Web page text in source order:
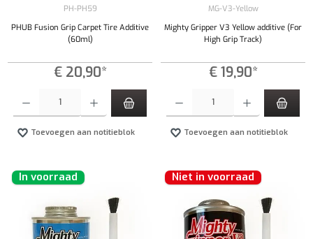
PH-PH59
PHUB Fusion Grip Carpet Tire Additive
(60ml)
€ 20,90*
Toevoegen aan notitieblok
MG-V3-Yellow
Mighty Gripper V3 Yellow additive (For
High Grip Track)
€ 19,90*
Toevoegen aan notitieblok
In voorraad Niet in voorraad